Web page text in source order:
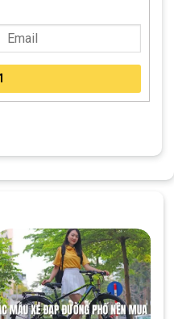
Trường Road GIANT
Đua Đường Trường
Disc 2022 – QT
Composite, full-composite
steerer, disc
N/A